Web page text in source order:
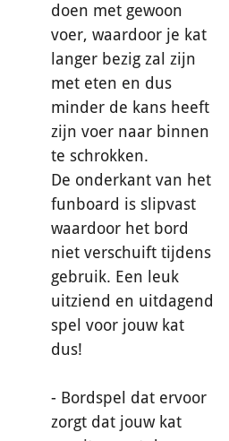
doen met gewoon
voer, waardoor je kat
langer bezig zal zijn
met eten en dus
minder de kans heeft
zijn voer naar binnen
te schrokken.
De onderkant van het
funboard is slipvast
waardoor het bord
niet verschuift tijdens
gebruik. Een leuk
uitziend en uitdagend
spel voor jouw kat
dus!
- Bordspel dat ervoor
zorgt dat jouw kat